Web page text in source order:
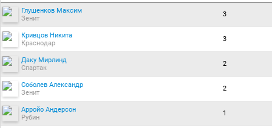
Глушенков Максим
Зенит
3
Кривцов Никита
Краснодар
3
Даку Мирлинд
Спартак
2
Соболев Александр
Зенит
2
Арройо Андерсон
Рубин
1